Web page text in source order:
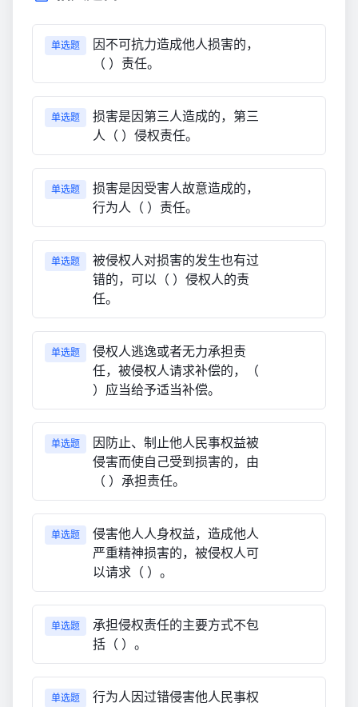
单选题
因不可抗力造成他人损害的，
（ ）责任。
单选题
损害是因第三人造成的，第三
人（ ）侵权责任。
单选题
损害是因受害人故意造成的，
行为人（ ）责任。
单选题
被侵权人对损害的发生也有过
错的，可以（ ）侵权人的责
任。
单选题
侵权人逃逸或者无力承担责
任，被侵权人请求补偿的，（
）应当给予适当补偿。
单选题
因防止、制止他人民事权益被
侵害而使自己受到损害的，由
（ ）承担责任。
单选题
侵害他人人身权益，造成他人
严重精神损害的，被侵权人可
以请求（ ）。
单选题
承担侵权责任的主要方式不包
括（ ）。
单选题
行为人因过错侵害他人民事权